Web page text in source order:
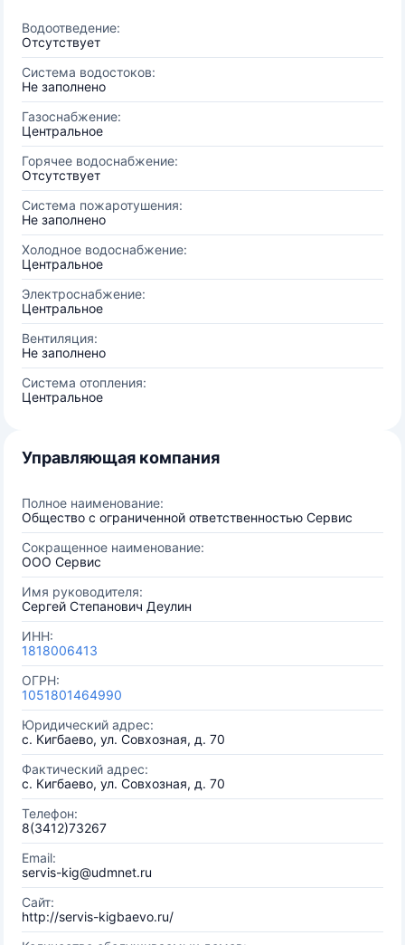
Водоотведение:
Отсутствует
Система водостоков:
Не заполнено
Газоснабжение:
Центральное
Горячее водоснабжение:
Отсутствует
Система пожаротушения:
Не заполнено
Холодное водоснабжение:
Центральное
Электроснабжение:
Центральное
Вентиляция:
Не заполнено
Система отопления:
Центральное
Управляющая компания
Полное наименование:
Общество с ограниченной ответственностью Сервис
Сокращенное наименование:
ООО Сервис
Имя руководителя:
Сергей Степанович Деулин
ИНН:
1818006413
ОГРН:
1051801464990
Юридический адрес:
с. Кигбаево, ул. Совхозная, д. 70
Фактический адрес:
с. Кигбаево, ул. Совхозная, д. 70
Телефон:
8(3412)73267
Email:
servis-kig@udmnet.ru
Сайт:
http://servis-kigbaevo.ru/